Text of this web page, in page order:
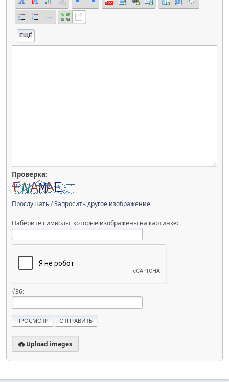
ЕЩЁ
Проверка:
Прослушать/Запросить другое изображение
Наберите символы, которые изображены на картинке:
√36:
Upload images